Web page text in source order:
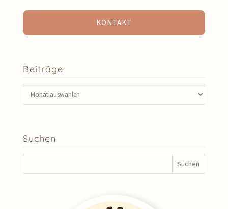
KONTAKT
Beiträge
Beiträge
Suchen